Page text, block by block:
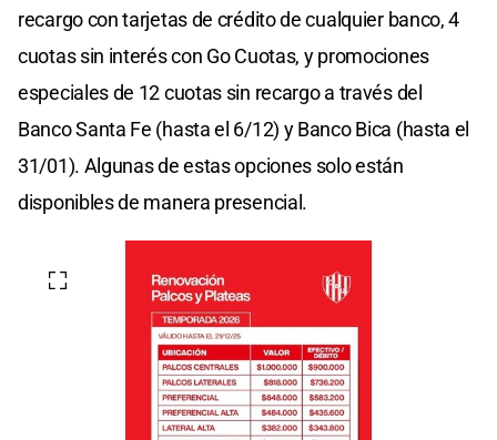
recargo con tarjetas de crédito de cualquier banco, 4
cuotas sin interés con Go Cuotas, y promociones
especiales de 12 cuotas sin recargo a través del
Banco Santa Fe (hasta el 6/12) y Banco Bica (hasta el
31/01). Algunas de estas opciones solo están
disponibles de manera presencial.